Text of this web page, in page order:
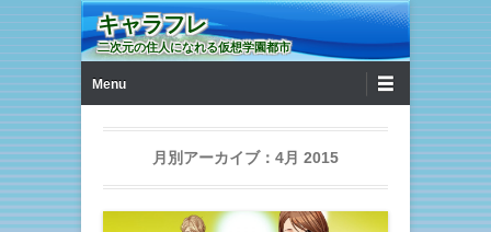
キャラフレ
二次元の住人になれる仮想学園都市
Menu
月別アーカイブ： 4月 2015